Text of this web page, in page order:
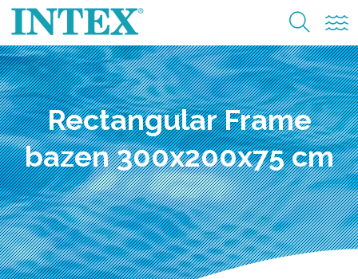
Rectangular Frame
bazen 300x200x75 cm